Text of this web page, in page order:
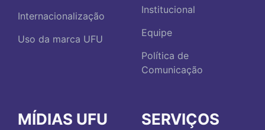
Internacionalização
Uso da marca UFU
Institucional
Equipe
Política de
Comunicação
MÍDIAS UFU SERVIÇOS